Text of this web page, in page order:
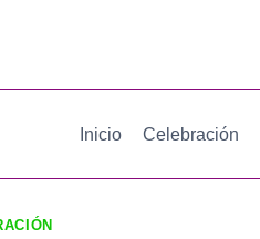
Inicio Celebración